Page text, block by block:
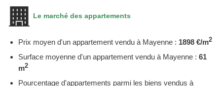
Le marché des appartements
Prix moyen d'un appartement vendu à Mayenne : 1898 €/m2
Surface moyenne d'un appartement vendu à Mayenne : 61
m2
Pourcentage d'appartements parmi les biens vendus à